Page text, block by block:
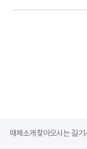
매체소개 찾아오시는 길기